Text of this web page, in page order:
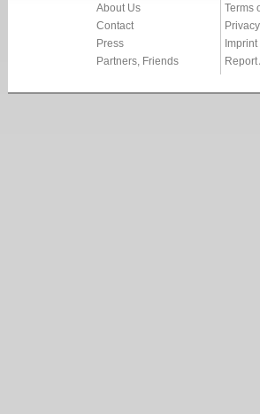
About Us
Contact
Press
Partners, Friends
Terms
Privacy
Imprint
Report